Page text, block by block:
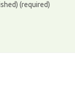
(required)